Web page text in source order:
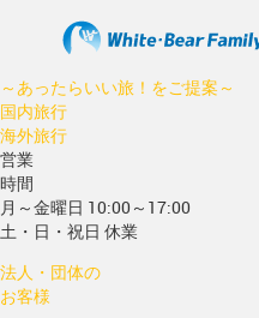
～あったらいい旅！をご提案～
国内旅行
海外旅行
営業
時間
月～金曜日 10:00～17:00
土・日・祝日 休業
法人・団体の
お客様